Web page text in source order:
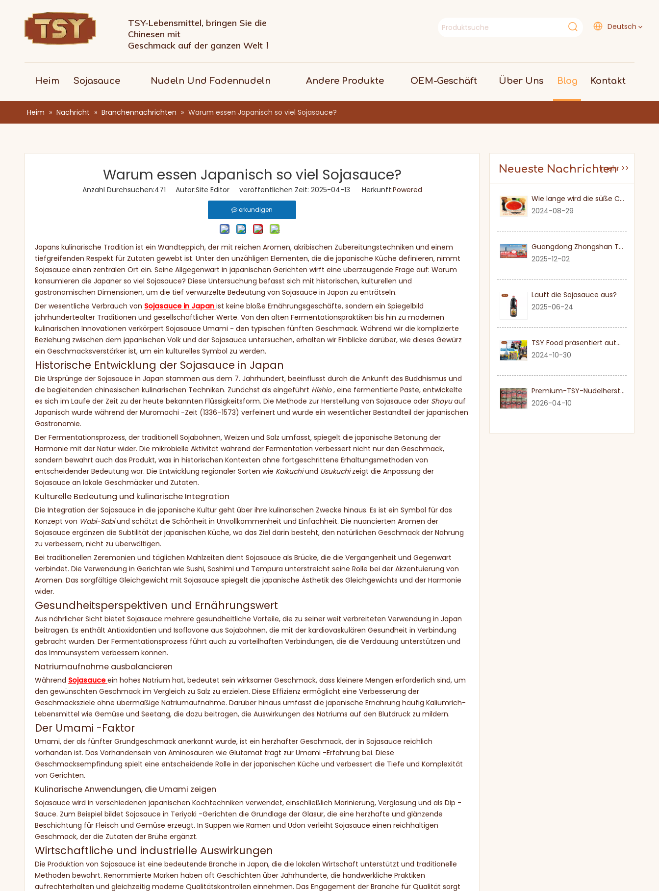
TSY-Lebensmittel, bringen Sie die
Chinesen mit
Geschmack auf der ganzen Welt！
Deutsch
Heim Sojasauce Nudeln Und Fadennudeln Andere Produkte OEM-Geschäft Über Uns Blog Kontakt
Heim » Nachricht » Branchennachrichten » Warum essen Japanisch so viel Sojasauce?
Warum essen Japanisch so viel Sojasauce?
Anzahl Durchsuchen:471 Autor:Site Editor veröffentlichen Zeit: 2025-04-13 Herkunft:Powered
erkundigen
Japans kulinarische Tradition ist ein Wandteppich, der mit reichen Aromen, akribischen Zubereitungstechniken und einem
tiefgreifenden Respekt für Zutaten gewebt ist. Unter den unzähligen Elementen, die die japanische Küche definieren, nimmt
Sojasauce einen zentralen Ort ein. Seine Allgegenwart in japanischen Gerichten wirft eine überzeugende Frage auf: Warum
konsumieren die Japaner so viel Sojasauce? Diese Untersuchung befasst sich mit historischen, kulturellen und
gastronomischen Dimensionen, um die tief verwurzelte Bedeutung von Sojasauce in Japan zu enträtseln.
Der wesentliche Verbrauch von Sojasauce in Japan ist keine bloße Ernährungsgeschäfte, sondern ein Spiegelbild
jahrhundertealter Traditionen und gesellschaftlicher Werte. Von den alten Fermentationspraktiken bis hin zu modernen
kulinarischen Innovationen verkörpert Sojasauce Umami - den typischen fünften Geschmack. Während wir die komplizierte
Beziehung zwischen dem japanischen Volk und der Sojasauce untersuchen, erhalten wir Einblicke darüber, wie dieses Gewürz
ein Geschmacksverstärker ist, um ein kulturelles Symbol zu werden.
Historische Entwicklung der Sojasauce in Japan
Die Ursprünge der Sojasauce in Japan stammen aus dem 7. Jahrhundert, beeinflusst durch die Ankunft des Buddhismus und
die begleitenden chinesischen kulinarischen Techniken. Zunächst als eingeführt Hishio, eine fermentierte Paste, entwickelte
es sich im Laufe der Zeit zu der heute bekannten Flüssigkeitsform. Die Methode zur Herstellung von Sojasauce oder Shoyuauf
Japanisch wurde während der Muromachi -Zeit (1336–1573) verfeinert und wurde ein wesentlicher Bestandteil der japanischen
Gastronomie.
Der Fermentationsprozess, der traditionell Sojabohnen, Weizen und Salz umfasst, spiegelt die japanische Betonung der
Harmonie mit der Natur wider. Die mikrobielle Aktivität während der Fermentation verbessert nicht nur den Geschmack,
sondern bewahrt auch das Produkt, was in historischen Kontexten ohne fortgeschrittene Erhaltungsmethoden von
entscheidender Bedeutung war. Die Entwicklung regionaler Sorten wie Koikuchiund Usukuchizeigt die Anpassung der
Sojasauce an lokale Geschmäcker und Zutaten.
Kulturelle Bedeutung und kulinarische Integration
Die Integration der Sojasauce in die japanische Kultur geht über ihre kulinarischen Zwecke hinaus. Es ist ein Symbol für das
Konzept von Wabi-Sabiund schätzt die Schönheit in Unvollkommenheit und Einfachheit. Die nuancierten Aromen der
Sojasauce ergänzen die Subtilität der japanischen Küche, wo das Ziel darin besteht, den natürlichen Geschmack der Nahrung
zu verbessern, nicht zu überwältigen.
Bei traditionellen Zeremonien und täglichen Mahlzeiten dient Sojasauce als Brücke, die die Vergangenheit und Gegenwart
verbindet. Die Verwendung in Gerichten wie Sushi, Sashimi und Tempura unterstreicht seine Rolle bei der Akzentuierung von
Aromen. Das sorgfältige Gleichgewicht mit Sojasauce spiegelt die japanische Ästhetik des Gleichgewichts und der Harmonie
wider.
Gesundheitsperspektiven und Ernährungswert
Aus nährlicher Sicht bietet Sojasauce mehrere gesundheitliche Vorteile, die zu seiner weit verbreiteten Verwendung in Japan
beitragen. Es enthält Antioxidantien und Isoflavone aus Sojabohnen, die mit der kardiovaskulären Gesundheit in Verbindung
gebracht wurden. Der Fermentationsprozess führt auch zu vorteilhaften Verbindungen, die die Verdauung unterstützen und
das Immunsystem verbessern können.
Natriumaufnahme ausbalancieren
Während Sojasauceein hohes Natrium hat, bedeutet sein wirksamer Geschmack, dass kleinere Mengen erforderlich sind, um
den gewünschten Geschmack im Vergleich zu Salz zu erzielen. Diese Effizienz ermöglicht eine Verbesserung der
Geschmacksziele ohne übermäßige Natriumaufnahme. Darüber hinaus umfasst die japanische Ernährung häufig Kaliumrich-
Lebensmittel wie Gemüse und Seetang, die dazu beitragen, die Auswirkungen des Natriums auf den Blutdruck zu mildern.
Der Umami -Faktor
Umami, der als fünfter Grundgeschmack anerkannt wurde, ist ein herzhafter Geschmack, der in Sojasauce reichlich
vorhanden ist. Das Vorhandensein von Aminosäuren wie Glutamat trägt zur Umami -Erfahrung bei. Diese
Geschmacksempfindung spielt eine entscheidende Rolle in der japanischen Küche und verbessert die Tiefe und Komplexität
von Gerichten.
Kulinarische Anwendungen, die Umami zeigen
Sojasauce wird in verschiedenen japanischen Kochtechniken verwendet, einschließlich Marinierung, Verglasung und als Dip -
Sauce. Zum Beispiel bildet Sojasauce in Teriyaki -Gerichten die Grundlage der Glasur, die eine herzhafte und glänzende
Beschichtung für Fleisch und Gemüse erzeugt. In Suppen wie Ramen und Udon verleiht Sojasauce einen reichhaltigen
Geschmack, der die Zutaten der Brühe ergänzt.
Wirtschaftliche und industrielle Auswirkungen
Die Produktion von Sojasauce ist eine bedeutende Branche in Japan, die die lokalen Wirtschaft unterstützt und traditionelle
Methoden bewahrt. Renommierte Marken haben oft Geschichten über Jahrhunderte, die handwerkliche Praktiken
aufrechterhalten und gleichzeitig moderne Qualitätskontrollen einnehmen. Das Engagement der Branche für Qualität sorgt
Neueste Nachrichten
mehr >>
Wie lange wird die süße Chilisauce nach einmal eröffnet?
2024-08-29
Guangdong Zhongshan TSY Food lädt Sie herzlich ein, die Dubai Gulfood Exhibition 2026 zu besuchen
2025-12-02
Läuft die Sojasauce aus?
2025-06-24
TSY Food präsentiert authentische Sojasauce auf der SIAL PARIS 2024
2024-10-30
Premium-TSY-Nudelhersteller in Guangdong
2026-04-10